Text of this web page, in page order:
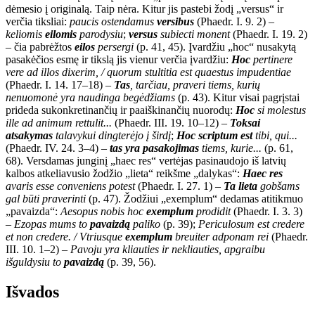
dėmesio į originalą. Taip nėra. Kitur jis pastebi žodį „versus“ ir
verčia tiksliai: paucis ostendamus versibus (Phaedr. I. 9. 2) –
keliomis eilomis parodysiu; versus subiecti monent(Phaedr. I. 19. 2)
– čia pabrėžtos eilos persergi (p. 41, 45). Įvardžiu „hoc“ nusakytą
pasakėčios esmę ir tikslą jis vienur verčia įvardžiu: Hoc pertinere
vere ad illos dixerim, / quorum stultitia est quaestus impudentiae
(Phaedr. I. 14. 17–18) – Tas , tarčiau, praveri tiems, kurių
nenuomonė yra naudinga begėdžiams (p. 43). Kitur visai pagrįstai
prideda sukonkretinančių ir paaiškinančių nuorodų: Hoc si molestus
ille ad animum rettulit... (Phaedr. III. 19. 10–12) – Toksai
atsakymas talavykui dingterėjo į širdį; Hoc scriptum esttibi, qui...
(Phaedr. IV. 24. 3–4) – tas yra pasakojimas tiems, kurie... (p. 61,
68). Versdamas junginį „haec res“ vertėjas pasinaudojo iš latvių
kalbos atkeliavusio žodžio „lieta“ reikšme „dalykas“: Haec res
avaris esse conveniens potest(Phaedr. I. 27. 1) – Ta lieta gobšams
gal būti praverinti (p. 47). Žodžiui „exemplum“ dedamas atitikmuo
„pavaizda“: Aesopus nobis hoc exemplum prodidit(Phaedr. I. 3. 3)
– Ezopas mums to pavaizdą paliko (p. 39); Periculosum est credere
et non credere. / Vtriusque exemplum breuiter adponam rei (Phaedr.
III. 10. 1–2) – Pavoju yra kliauties ir nekliauties, apgraibu
išguldysiu to pavaizdą (p. 39, 56).
Išvados